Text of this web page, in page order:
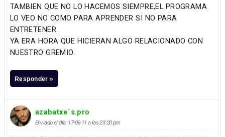
TAMBIEN QUE NO LO HACEMOS SIEMPRE,EL PROGRAMA
LO VEO NO COMO PARA APRENDER SI NO PARA
ENTRETENER.
YA ERA HORA QUE HICIERAN ALGO RELACIONADO CON
NUESTRO GREMIO.
Responder »
azabatxe´s.pro
Enviado el día: 17-06-11 a las 23:20 pm